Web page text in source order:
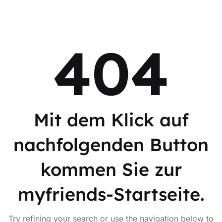
404
Mit dem Klick auf
nachfolgenden Button
kommen Sie zur
myfriends-Startseite.
Try refining your search or use the navigation below to